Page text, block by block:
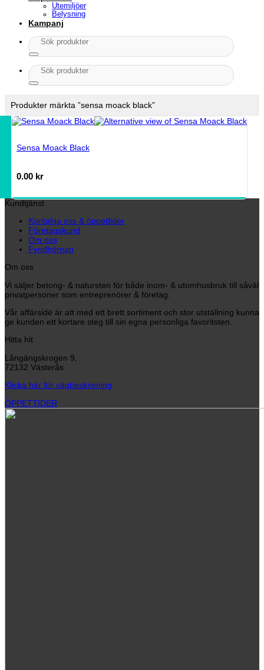
Utemiljöer
Belysning
Kampanj
Sök
efter:
Sök
efter:
Produkter märkta ”sensa moack black”
Sensa Moack Black
0.00 kr
Kundtjänst
Kontakta oss & öppettider
Företagskund
Om oss
Fyndhörnan
Om oss
Vi säljer betong- & natursten för både inom- & utomhusbruk till såväl
privatpersoner som entreprenörer & företag.
Vår affärsidé är att med ett brett sortiment och stor utställning kunna
ge kunden ett kortare steg till sin egna personliga favoritsten.
Hitta hit
Långängskrogen 9,
72132 Västerås
Klicka här för vägbeskrivning
ÖPPETTIDER